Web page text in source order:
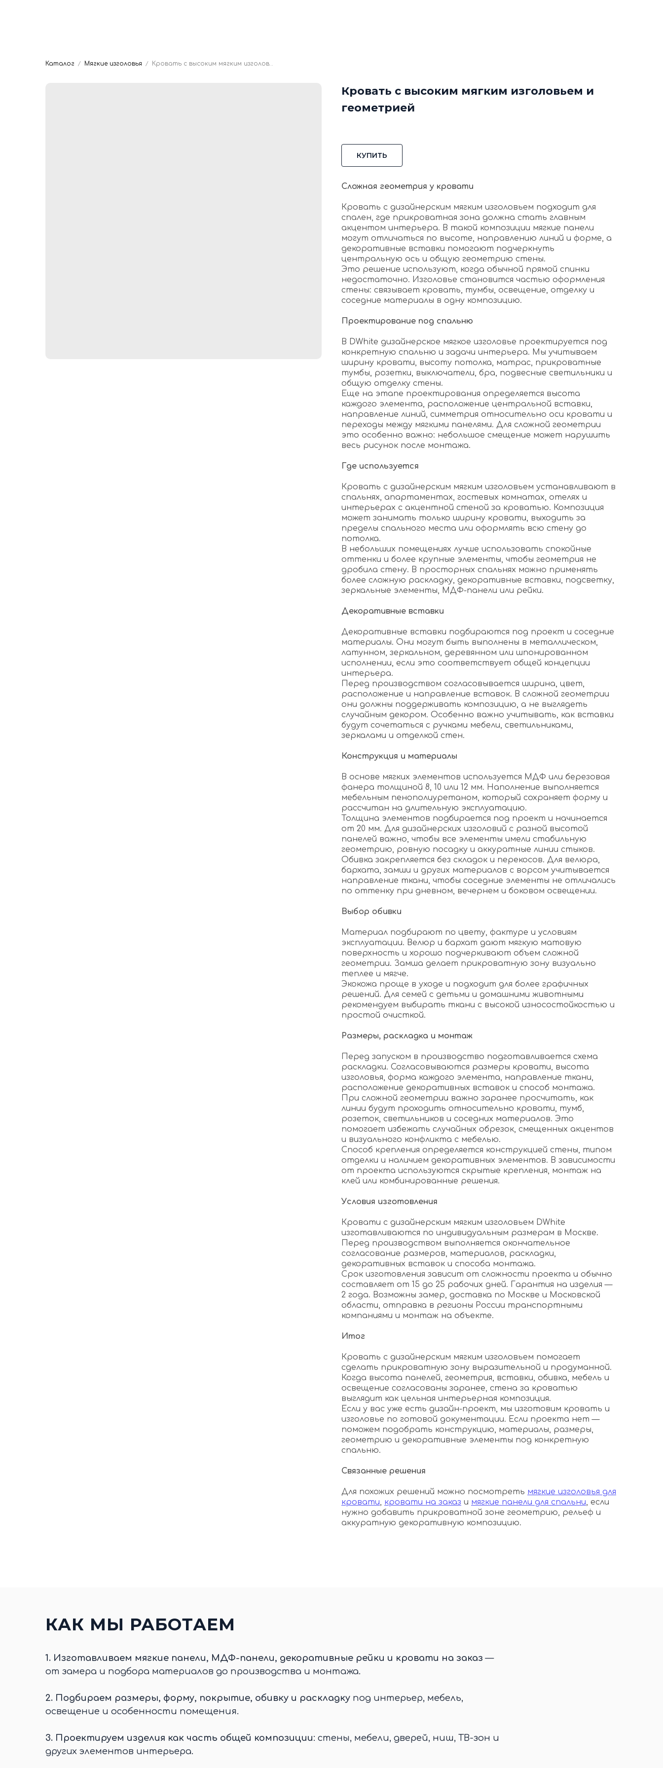
Каталог Мягкие изголовья Кровать с высоким мягким изголовьем и геометрией
Кровать с высоким мягким изголовьем и
геометрией
КУПИТЬ
Сложная геометрия у кровати
Кровать с дизайнерским мягким изголовьем подходит для
спален, где прикроватная зона должна стать главным
акцентом интерьера. В такой композиции мягкие панели
могут отличаться по высоте, направлению линий и форме, а
декоративные вставки помогают подчеркнуть
центральную ось и общую геометрию стены.
Это решение используют, когда обычной прямой спинки
недостаточно. Изголовье становится частью оформления
стены: связывает кровать, тумбы, освещение, отделку и
соседние материалы в одну композицию.
Проектирование под спальню
В DWhite дизайнерское мягкое изголовье проектируется под
конкретную спальню и задачи интерьера. Мы учитываем
ширину кровати, высоту потолка, матрас, прикроватные
тумбы, розетки, выключатели, бра, подвесные светильники и
общую отделку стены.
Еще на этапе проектирования определяется высота
каждого элемента, расположение центральной вставки,
направление линий, симметрия относительно оси кровати и
переходы между мягкими панелями. Для сложной геометрии
это особенно важно: небольшое смещение может нарушить
весь рисунок после монтажа.
Где используется
Кровать с дизайнерским мягким изголовьем устанавливают в
спальнях, апартаментах, гостевых комнатах, отелях и
интерьерах с акцентной стеной за кроватью. Композиция
может занимать только ширину кровати, выходить за
пределы спального места или оформлять всю стену до
потолка.
В небольших помещениях лучше использовать спокойные
оттенки и более крупные элементы, чтобы геометрия не
дробила стену. В просторных спальнях можно применять
более сложную раскладку, декоративные вставки, подсветку,
зеркальные элементы, МДФ-панели или рейки.
Декоративные вставки
Декоративные вставки подбираются под проект и соседние
материалы. Они могут быть выполнены в металлическом,
латунном, зеркальном, деревянном или шпонированном
исполнении, если это соответствует общей концепции
интерьера.
Перед производством согласовывается ширина, цвет,
расположение и направление вставок. В сложной геометрии
они должны поддерживать композицию, а не выглядеть
случайным декором. Особенно важно учитывать, как вставки
будут сочетаться с ручками мебели, светильниками,
зеркалами и отделкой стен.
Конструкция и материалы
В основе мягких элементов используется МДФ или березовая
фанера толщиной 8, 10 или 12 мм. Наполнение выполняется
мебельным пенополиуретаном, который сохраняет форму и
рассчитан на длительную эксплуатацию.
Толщина элементов подбирается под проект и начинается
от 20 мм. Для дизайнерских изголовий с разной высотой
панелей важно, чтобы все элементы имели стабильную
геометрию, ровную посадку и аккуратные линии стыков.
Обивка закрепляется без складок и перекосов. Для велюра,
бархата, замши и других материалов с ворсом учитывается
направление ткани, чтобы соседние элементы не отличались
по оттенку при дневном, вечернем и боковом освещении.
Выбор обивки
Материал подбирают по цвету, фактуре и условиям
эксплуатации. Велюр и бархат дают мягкую матовую
поверхность и хорошо подчеркивают объем сложной
геометрии. Замша делает прикроватную зону визуально
теплее и мягче.
Экокожа проще в уходе и подходит для более графичных
решений. Для семей с детьми и домашними животными
рекомендуем выбирать ткани с высокой износостойкостью и
простой очисткой.
Размеры, раскладка и монтаж
Перед запуском в производство подготавливается схема
раскладки. Согласовываются размеры кровати, высота
изголовья, форма каждого элемента, направление ткани,
расположение декоративных вставок и способ монтажа.
При сложной геометрии важно заранее просчитать, как
линии будут проходить относительно кровати, тумб,
розеток, светильников и соседних материалов. Это
помогает избежать случайных обрезок, смещенных акцентов
и визуального конфликта с мебелью.
Способ крепления определяется конструкцией стены, типом
отделки и наличием декоративных элементов. В зависимости
от проекта используются скрытые крепления, монтаж на
клей или комбинированные решения.
Условия изготовления
Кровати с дизайнерским мягким изголовьем DWhite
изготавливаются по индивидуальным размерам в Москве.
Перед производством выполняется окончательное
согласование размеров, материалов, раскладки,
декоративных вставок и способа монтажа.
Срок изготовления зависит от сложности проекта и обычно
составляет от 15 до 25 рабочих дней. Гарантия на изделия —
2 года. Возможны замер, доставка по Москве и Московской
области, отправка в регионы России транспортными
компаниями и монтаж на объекте.
Итог
Кровать с дизайнерским мягким изголовьем помогает
сделать прикроватную зону выразительной и продуманной.
Когда высота панелей, геометрия, вставки, обивка, мебель и
освещение согласованы заранее, стена за кроватью
выглядит как цельная интерьерная композиция.
Если у вас уже есть дизайн-проект, мы изготовим кровать и
изголовье по готовой документации. Если проекта нет —
поможем подобрать конструкцию, материалы, размеры,
геометрию и декоративные элементы под конкретную
спальню.
Связанные решения
Для похожих решений можно посмотреть мягкие изголовья для
кровати, кровати на заказ и мягкие панели для спальни, если
нужно добавить прикроватной зоне геометрию, рельеф и
аккуратную декоративную композицию.
КАК МЫ РАБОТАЕМ
1. Изготавливаем мягкие панели, МДФ-панели, декоративные рейки и кровати на заказ —
от замера и подбора материалов до производства и монтажа.
2. Подбираем размеры, форму, покрытие, обивку и раскладку под интерьер, мебель,
освещение и особенности помещения.
3. Проектируем изделия как часть общей композиции: стены, мебели, дверей, ниш, ТВ-зон и
других элементов интерьера.